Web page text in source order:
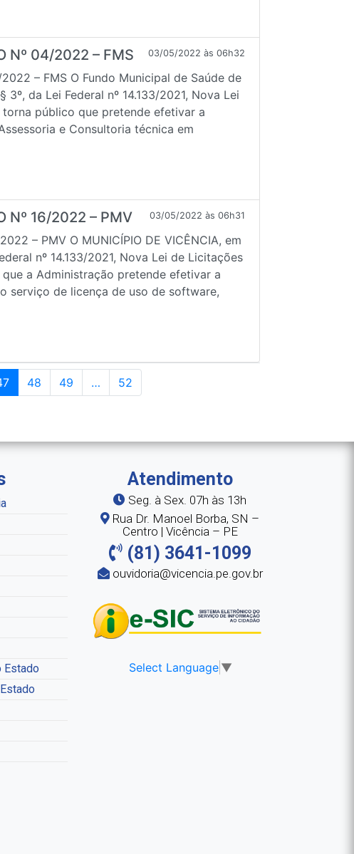
Nº 04/2022 – FMS 03/05/2022 às 06h32
2022 – FMS O Fundo Municipal de Saúde de
da Lei Federal nº 14.133/2021, Nova Lei
público que pretende efetivar a
e Consultoria técnica em
Nº 16/2022 – PMV 03/05/2022 às 06h31
– PMV O MUNICÍPIO DE VICÊNCIA, em
nº 14.133/2021, Nova Lei de Licitações
a Administração pretende efetivar a
serviço de licença de uso de software,
48 49 … 52
Estado
Atendimento
Seg. à Sex. 07h às 13h
Rua Dr. Manoel Borba, SN –
Centro | Vicência – PE
(81) 3641-1099
ouvidoria@vicencia.pe.gov.br
Select Language ▼